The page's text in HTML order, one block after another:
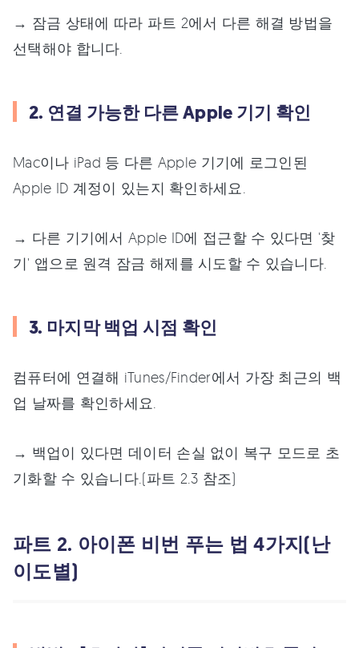
→ 잠금 상태에 따라 파트 2에서 다른 해결 방법을
선택해야 합니다.
2. 연결 가능한 다른 Apple 기기 확인
Mac이나 iPad 등 다른 Apple 기기에 로그인된
Apple ID 계정이 있는지 확인하세요.
→ 다른 기기에서 Apple ID에 접근할 수 있다면 '찾
기' 앱으로 원격 잠금 해제를 시도할 수 있습니다.
3. 마지막 백업 시점 확인
컴퓨터에 연결해 iTunes/Finder에서 가장 최근의 백
업 날짜를 확인하세요.
→ 백업이 있다면 데이터 손실 없이 복구 모드로 초
기화할 수 있습니다.(파트 2.3 참조)
파트 2. 아이폰 비번 푸는 법 4가지(난
이도별)